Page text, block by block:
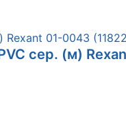
сер. (м)